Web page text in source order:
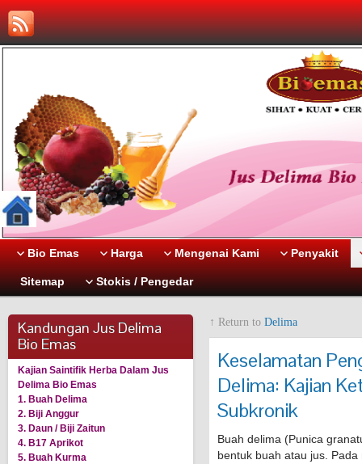
Bio Emas Harga Mengenai Kami Penyakit
Sitemap Stokis / Pengedar
Kandungan Jus Delima
Bio Emas
Kajian Saintifik Herba Dalam Jus
Delima Bio Emas
1. Buah Delima
2. Biji Anggur
3. Daun / Biji Zaitun
4. B17 Aprikot
5. Buah Kurma
↑ Return to Delima
Keselamatan
Delima: Kajian
Subkronik
Buah delima (Punica
bentuk buah atau jus.